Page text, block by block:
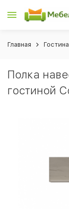
Главная
Полка
гостиной